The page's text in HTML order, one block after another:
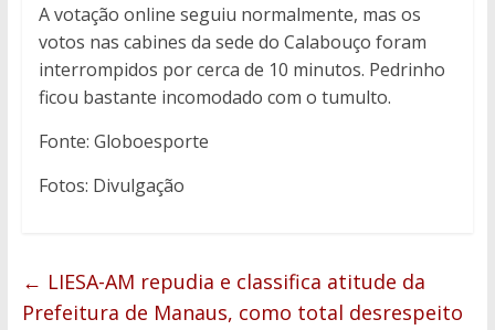
A votação online seguiu normalmente, mas os
votos nas cabines da sede do Calabouço foram
interrompidos por cerca de 10 minutos. Pedrinho
ficou bastante incomodado com o tumulto.
Fonte: Globoesporte
Fotos: Divulgação
← LIESA-AM repudia e classifica atitude da
Prefeitura de Manaus, como total desrespeito